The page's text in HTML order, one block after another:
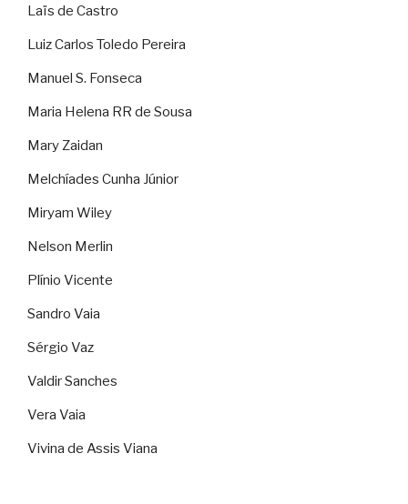
Laïs de Castro
Luiz Carlos Toledo Pereira
Manuel S. Fonseca
Maria Helena RR de Sousa
Mary Zaidan
Melchíades Cunha Júnior
Miryam Wiley
Nelson Merlin
Plínio Vicente
Sandro Vaia
Sérgio Vaz
Valdir Sanches
Vera Vaia
Vivina de Assis Viana